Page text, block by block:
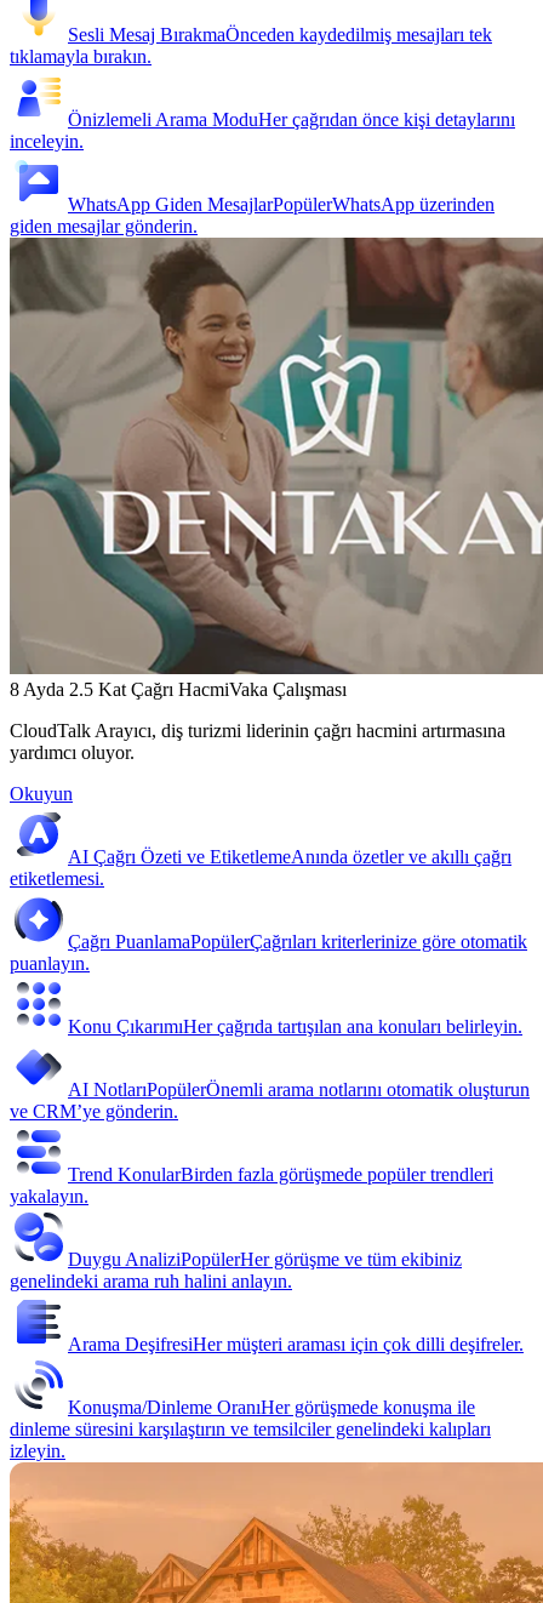
Sesli Mesaj BırakmaÖnceden kaydedilmiş mesajları tek
tıklamayla bırakın.
Önizlemeli Arama ModuHer çağrıdan önce kişi detaylarını
inceleyin.
WhatsApp Giden MesajlarPopülerWhatsApp üzerinden
giden mesajlar gönderin.
8 Ayda 2.5 Kat Çağrı HacmiVaka Çalışması
CloudTalk Arayıcı, diş turizmi liderinin çağrı hacmini artırmasına
yardımcı oluyor.
Okuyun
AI Çağrı Özeti ve EtiketlemeAnında özetler ve akıllı çağrı
etiketlemesi.
Çağrı PuanlamaPopülerÇağrıları kriterlerinize göre otomatik
puanlayın.
Konu ÇıkarımıHer çağrıda tartışılan ana konuları belirleyin.
AI NotlarıPopülerÖnemli arama notlarını otomatik oluşturun
ve CRM’ye gönderin.
Trend KonularBirden fazla görüşmede popüler trendleri
yakalayın.
Duygu AnaliziPopülerHer görüşme ve tüm ekibiniz
genelindeki arama ruh halini anlayın.
Arama DeşifresiHer müşteri araması için çok dilli deşifreler.
Konuşma/Dinleme OranıHer görüşmede konuşma ile
dinleme süresini karşılaştırın ve temsilciler genelindeki kalıpları
izleyin.